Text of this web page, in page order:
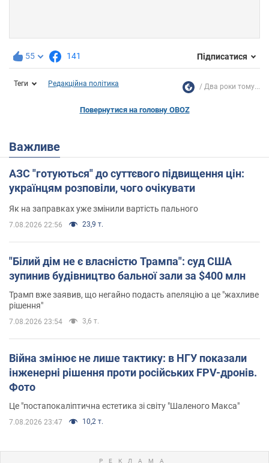
55 141 Підписатися
Теги Редакційна політика Два роки тому...
Повернутися на головну OBOZ
Важливе
АЗС "готуються" до суттєвого підвищення цін:
українцям розповіли, чого очікувати
Як на заправках уже змінили вартість пального
7.08.2026 22:56 23,9 т.
"Білий дім не є власністю Трампа": суд США
зупинив будівництво бальної зали за $400 млн
Трамп вже заявив, що негайно подасть апеляцію а це "жахливе
рішення"
7.08.2026 23:54 3,6 т.
Війна змінює не лише тактику: в НГУ показали
інженерні рішення проти російських FPV-дронів.
Фото
Це "постапокаліптична естетика зі світу "Шаленого Макса"
7.08.2026 23:47 10,2 т.